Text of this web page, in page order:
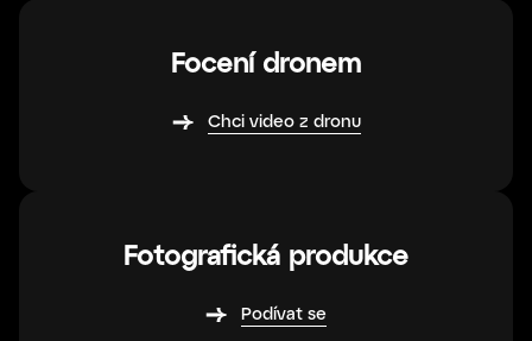
Focení dronem
Chci video z dronu
Fotografická produkce
Podívat se